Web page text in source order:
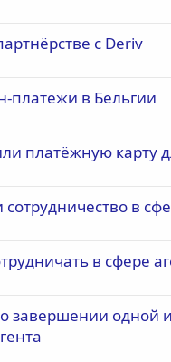
с Deriv
платежи в Бельгии
платёжную
в
в сфере
завершении одной